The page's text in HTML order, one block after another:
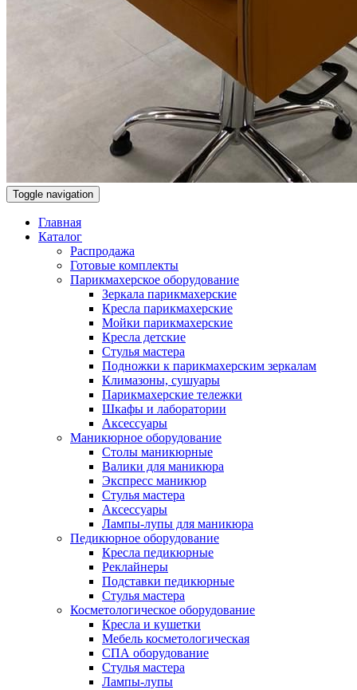
Toggle navigation
Главная
Каталог
Распродажа
Готовые комплекты
Парикмахерское оборудование
Зеркала парикмахерские
Кресла парикмахерские
Мойки парикмахерские
Кресла детские
Стулья мастера
Подножки к парикмахерским зеркалам
Климазоны, сушуары
Парикмахерские тележки
Шкафы и лаборатории
Аксессуары
Маникюрное оборудование
Столы маникюрные
Валики для маникюра
Экспресс маникюр
Стулья мастера
Аксессуары
Лампы-лупы для маникюра
Педикюрное оборудование
Кресла педикюрные
Реклайнеры
Подставки педикюрные
Стулья мастера
Косметологическое оборудование
Кресла и кушетки
Мебель косметологическая
СПА оборудование
Стулья мастера
Лампы-лупы